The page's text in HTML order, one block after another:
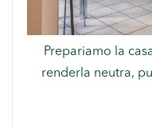
Prepariamo la
renderla neutra,